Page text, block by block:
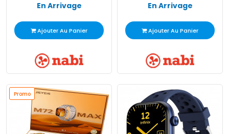
En Arrivage
Ajouter Au Panier
En Arrivage
Ajouter Au Panier
Promo